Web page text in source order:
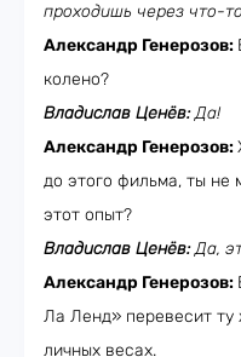
проходишь через что-
Александр Генерозов:
колено?
Владислав Ценёв:Да!
Александр Генерозов:
до этого фильма, ты не
этот опыт?
Владислав Ценёв:Да,
Александр Генерозов:
Ла Ленд» перевесит
личных весах.